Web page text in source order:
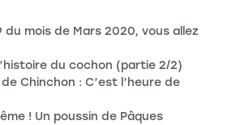
du mois de Mars 2020, vous allez
du cochon (partie 2/2)
Chinchon : C’est l’heure de
! Un poussin de Pâques